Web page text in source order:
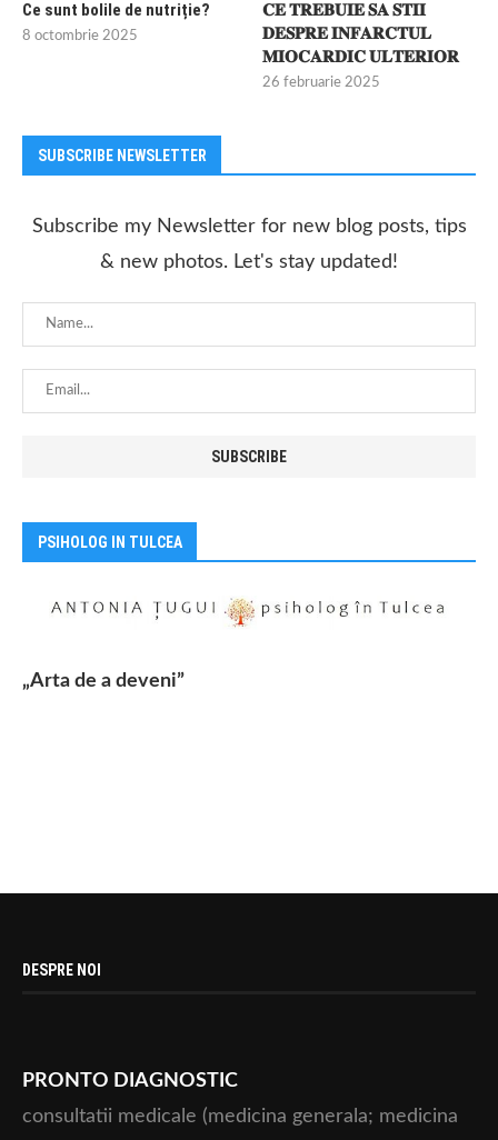
Ce sunt bolile de nutriție?
8 octombrie 2025
𝐂𝐄 𝐓𝐑𝐄𝐁𝐔𝐈𝐄 𝐒𝐀 𝐒𝐓𝐈𝐈
𝐃𝐄𝐒𝐏𝐑𝐄 𝐈𝐍𝐅𝐀𝐑𝐂𝐓𝐔𝐋
𝐌𝐈𝐎𝐂𝐀𝐑𝐃𝐈𝐂 𝐔𝐋𝐓𝐄𝐑𝐈𝐎𝐑
26 februarie 2025
SUBSCRIBE NEWSLETTER
Subscribe my Newsletter for new blog posts, tips
& new photos. Let's stay updated!
PSIHOLOG IN TULCEA
„Arta de a deveni”
DESPRE NOI
PRONTO DIAGNOSTIC
consultatii medicale (medicina generala; medicina